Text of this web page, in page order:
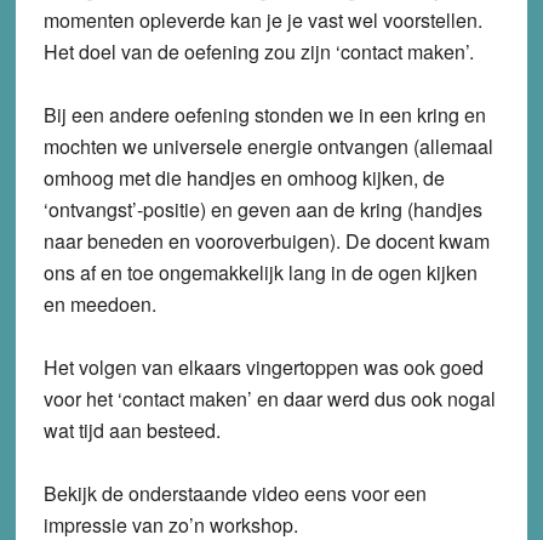
momenten opleverde kan je je vast wel voorstellen.
Het doel van de oefening zou zijn ‘contact maken’.
Bij een andere oefening stonden we in een kring en
mochten we universele energie ontvangen (allemaal
omhoog met die handjes en omhoog kijken, de
‘ontvangst’-positie) en geven aan de kring (handjes
naar beneden en vooroverbuigen). De docent kwam
ons af en toe ongemakkelijk lang in de ogen kijken
en meedoen.
Het volgen van elkaars vingertoppen was ook goed
voor het ‘contact maken’ en daar werd dus ook nogal
wat tijd aan besteed.
Bekijk de onderstaande video eens voor een
impressie van zo’n workshop.